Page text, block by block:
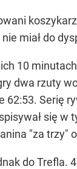
miał do
10
dwa rzuty
Serię
się
"za
do Trefla.